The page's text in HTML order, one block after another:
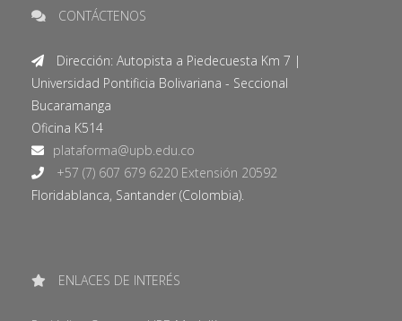
CONTÁCTENOS
Dirección: Autopista a Piedecuesta Km 7 |
Universidad Pontificia Bolivariana - Seccional
Bucaramanga
Oficina K514
+57 (7) 607 679 6220 Extensión 20592
Floridablanca, Santander (Colombia).
ENLACES DE INTERÉS